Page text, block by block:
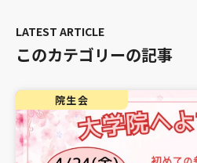
このカテゴリーの記事
院生会